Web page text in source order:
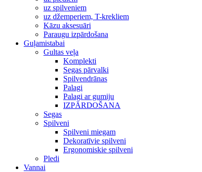
uz spilveniem
uz džemperiem, T-krekliem
Kāzu aksesuāri
Paraugu izpārdošana
Guļamistabai
Gultas veļa
Komplekti
Segas pārvalki
Spilvendrānas
Palagi
Palagi ar gumiju
IZPĀRDOŠANA
Segas
Spilveni
Spilveni miegam
Dekoratīvie spilveni
Ergonomiskie spilveni
Pledi
Vannai